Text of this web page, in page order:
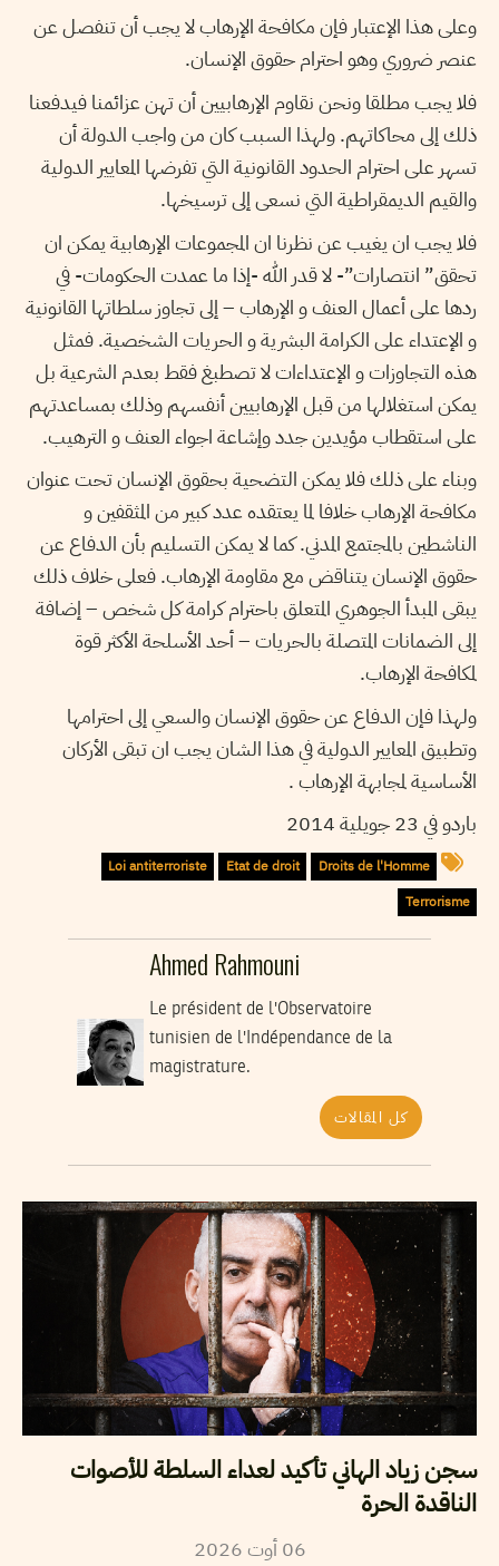
وعلى هذا الإعتبار فإن مكافحة الإرهاب لا يجب أن تنفصل عن
عنصر ضروري وهو احترام حقوق الإنسان.
فلا يجب مطلقا ونحن نقاوم الإرهابيين أن تهن عزائمنا فيدفعنا
ذلك إلى محاكاتهم. ولهذا السبب كان من واجب الدولة أن
تسهر على احترام الحدود القانونية التي تفرضها المعايير الدولية
والقيم الديمقراطية التي نسعى إلى ترسيخها.
فلا يجب ان يغيب عن نظرنا ان المجموعات الإرهابية يمكن ان
تحقق” انتصارات”- لا قدر الله -إذا ما عمدت الحكومات- في
ردها على أعمال العنف و الإرهاب – إلى تجاوز سلطاتها القانونية
و الإعتداء على الكرامة البشرية و الحريات الشخصية. فمثل
هذه التجاوزات و الإعتداءات لا تصطبغ فقط بعدم الشرعية بل
يمكن استغلالها من قبل الإرهابيين أنفسهم وذلك بمساعدتهم
على استقطاب مؤيدين جدد وإشاعة اجواء العنف و الترهيب.
وبناء على ذلك فلا يمكن التضحية بحقوق الإنسان تحت عنوان
مكافحة الإرهاب خلافا لما يعتقده عدد كبير من المثقفين و
الناشطين بالمجتمع المدني. كما لا يمكن التسليم بأن الدفاع عن
حقوق الإنسان يتناقض مع مقاومة الإرهاب. فعلى خلاف ذلك
يبقى المبدأ الجوهري المتعلق باحترام كرامة كل شخص – إضافة
إلى الضمانات المتصلة بالحريات – أحد الأسلحة الأكثر قوة
لمكافحة الإرهاب.
ولهذا فإن الدفاع عن حقوق الإنسان والسعي إلى احترامها
وتطبيق المعايير الدولية في هذا الشان يجب ان تبقى الأركان
الأساسية لمجابهة الإرهاب .
باردو في 23 جويلية 2014
Droits de l'Homme
Etat de droit
Loi antiterroriste
Terrorisme
Ahmed Rahmouni
Le président de l'Observatoire
tunisien de l'Indépendance de la
magistrature.
كل المقالات
سجن زياد الهاني تأكيد لعداء السلطة للأصوات
الناقدة الحرة
06 أوت2026